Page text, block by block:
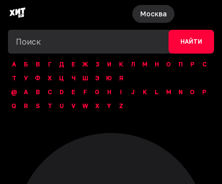
Москва
НАЙТИ
А Б В Г Д Е Ж З И К Л М Н О П Р
С
Т
У Ф Х Ц Ч Ш Э Ю
Я
@
A B C D E F G H I J K L M N O
P
Q
R S T U V W X Y Z